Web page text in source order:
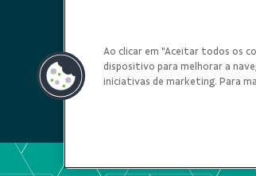
Ao clicar em "Aceitar todos os
dispositivo para melhorar a
iniciativas de marketing. Para